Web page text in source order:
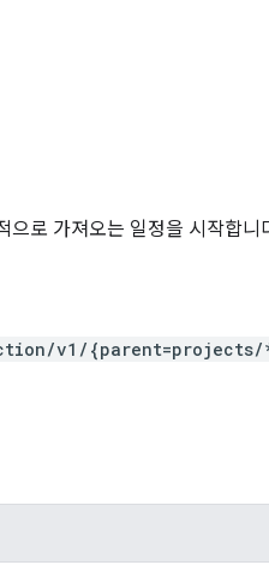
으로 가져오는 일정을 시작합니
v1/